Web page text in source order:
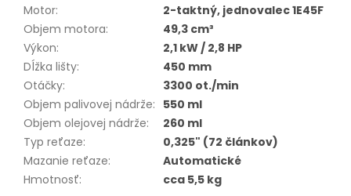
Motor:
2-taktný, jednovalec 1E45F
Objem motora:
49,3 cm³
Výkon:
2,1 kW / 2,8 HP
Dĺžka lišty:
450 mm
Otáčky:
3300 ot./min
Objem palivovej nádrže: 550 ml
Objem olejovej nádrže:
260 ml
Typ reťaze:
0,325" (72 článkov)
Mazanie reťaze:
Automatické
Hmotnosť: cca 5,5 kg